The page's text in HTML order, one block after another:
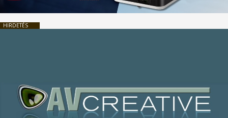
HIRDETÉS